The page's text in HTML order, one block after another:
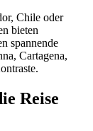
Chile oder
bieten
spannende
Cartagena,
Reise